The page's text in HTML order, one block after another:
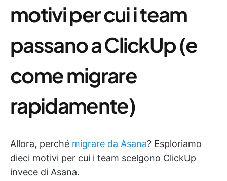
motivi per cui i team
passano a ClickUp (e
come migrare
rapidamente)
Allora, perché migrare da Asana? Esploriamo
dieci motivi per cui i team scelgono ClickUp
invece di Asana.